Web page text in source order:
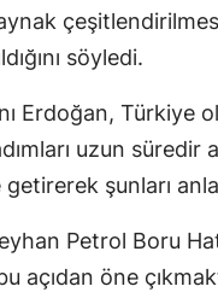
söyledi.
Erdoğan, Türkiye
uzun süredir
getirerek şunları
Petrol Boru
açıdan öne